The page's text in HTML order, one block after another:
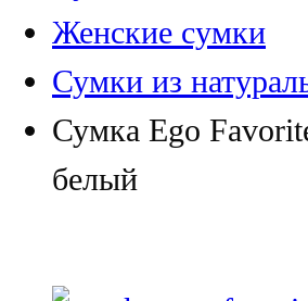
Женские сумки
Сумки из
Сумка Ego
белый